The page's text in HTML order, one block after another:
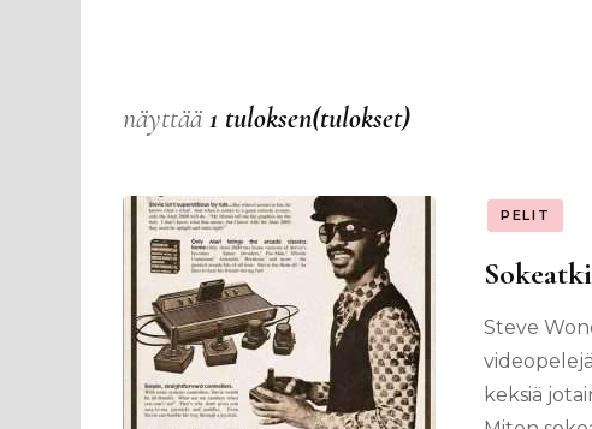
näyttää 1 tuloksen(tulokset)
PELIT
Steve
keksiä